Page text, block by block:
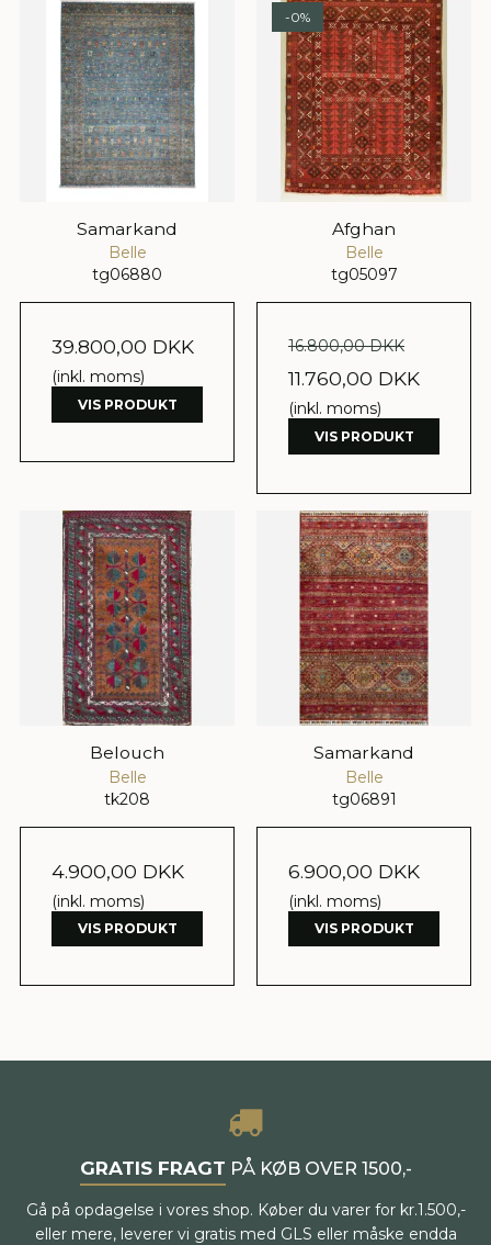
Samarkand
Belle
tg06880
39.800,00 DKK
(inkl. moms)
VIS PRODUKT
-0%
Afghan
Belle
tg05097
16.800,00 DKK
11.760,00 DKK
(inkl. moms)
VIS PRODUKT
Belouch
Belle
tk208
4.900,00 DKK
(inkl. moms)
VIS PRODUKT
Samarkand
Belle
tg06891
6.900,00 DKK
(inkl. moms)
VIS PRODUKT
GRATIS FRAGT PÅ KØB OVER 1500,-
Gå på opdagelse i vores shop. Køber du varer for kr.1.500,-
eller mere, leverer vi gratis med GLS eller måske endda